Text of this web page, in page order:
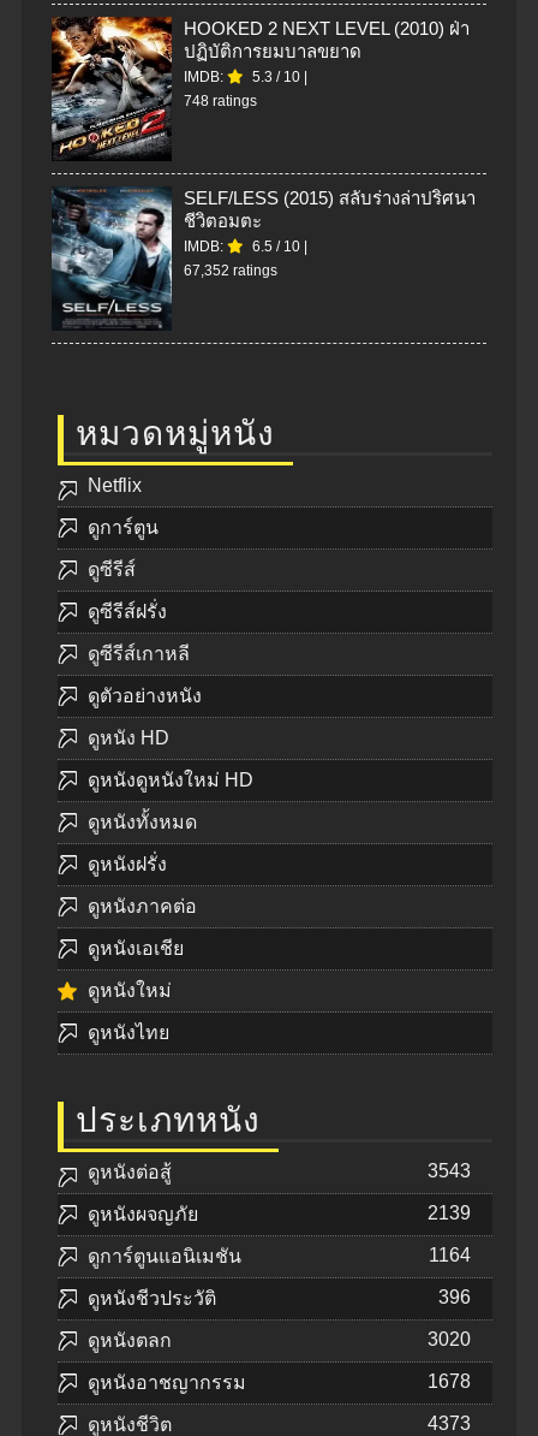
HOOKED 2 NEXT LEVEL (2010) ฝ่า
ปฏิบัติการยมบาลขยาด
IMDB: 5.3 / 10 |
748 ratings
SELF/LESS (2015) สลับร่างล่าปริศนา
ชีวิตอมตะ
IMDB: 6.5 / 10 |
67,352 ratings
หมวดหมู่หนัง
Netflix
ดูการ์ตูน
ดูซีรีส์
ดูซีรีส์ฝรั่ง
ดูซีรีส์เกาหลี
ดูตัวอย่างหนัง
ดูหนัง HD
ดูหนังดูหนังใหม่ HD
ดูหนังทั้งหมด
ดูหนังฝรั่ง
ดูหนังภาคต่อ
ดูหนังเอเชีย
ดูหนังใหม่
ดูหนังไทย
ประเภทหนัง
ดูหนังต่อสู้ 3543
ดูหนังผจญภัย 2139
ดูการ์ตูนแอนิเมชัน 1164
ดูหนังชีวประวัติ 396
ดูหนังตลก 3020
ดูหนังอาชญากรรม 1678
ดูหนังชีวิต 4373